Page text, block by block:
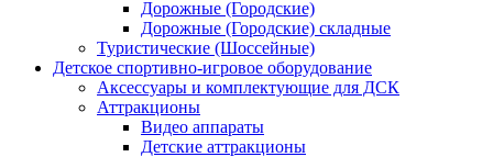
Дорожные (Городские)
Дорожные (Городские) складные
Туристические (Шоссейные)
Детское спортивно-игровое оборудование
Аксессуары и комплектующие для ДСК
Аттракционы
Видео аппараты
Детские аттракционы